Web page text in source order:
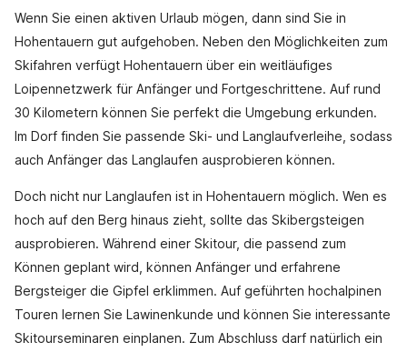
Wenn Sie einen aktiven Urlaub mögen, dann sind Sie in
Hohentauern gut aufgehoben. Neben den Möglichkeiten zum
Skifahren verfügt Hohentauern über ein weitläufiges
Loipennetzwerk für Anfänger und Fortgeschrittene. Auf rund
30 Kilometern können Sie perfekt die Umgebung erkunden.
Im Dorf finden Sie passende Ski- und Langlaufverleihe, sodass
auch Anfänger das Langlaufen ausprobieren können.
Doch nicht nur Langlaufen ist in Hohentauern möglich. Wen es
hoch auf den Berg hinaus zieht, sollte das Skibergsteigen
ausprobieren. Während einer Skitour, die passend zum
Können geplant wird, können Anfänger und erfahrene
Bergsteiger die Gipfel erklimmen. Auf geführten hochalpinen
Touren lernen Sie Lawinenkunde und können Sie interessante
Skitourseminaren einplanen. Zum Abschluss darf natürlich ein